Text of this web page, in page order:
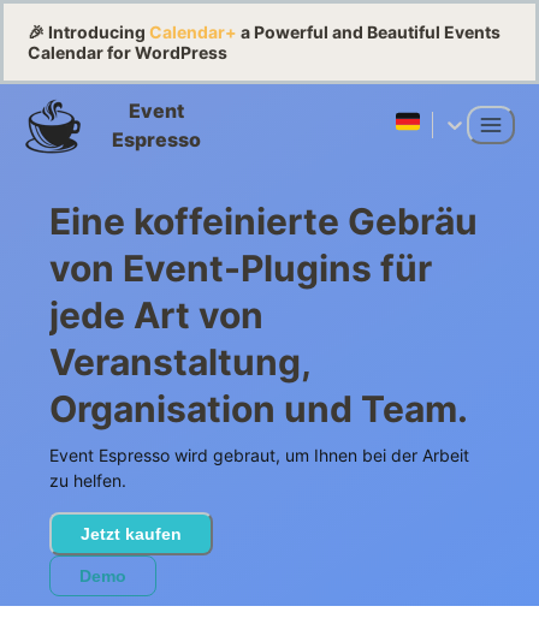
🎉 Introducing Calendar+ a Powerful and Beautiful Events
Calendar for WordPress
Event
Espresso
Eine koffeinierte Gebräu
von Event-Plugins für
jede Art von
Veranstaltung,
Organisation und Team.
Event Espresso wird gebraut, um Ihnen bei der Arbeit
zu helfen.
Jetzt kaufen
Demo